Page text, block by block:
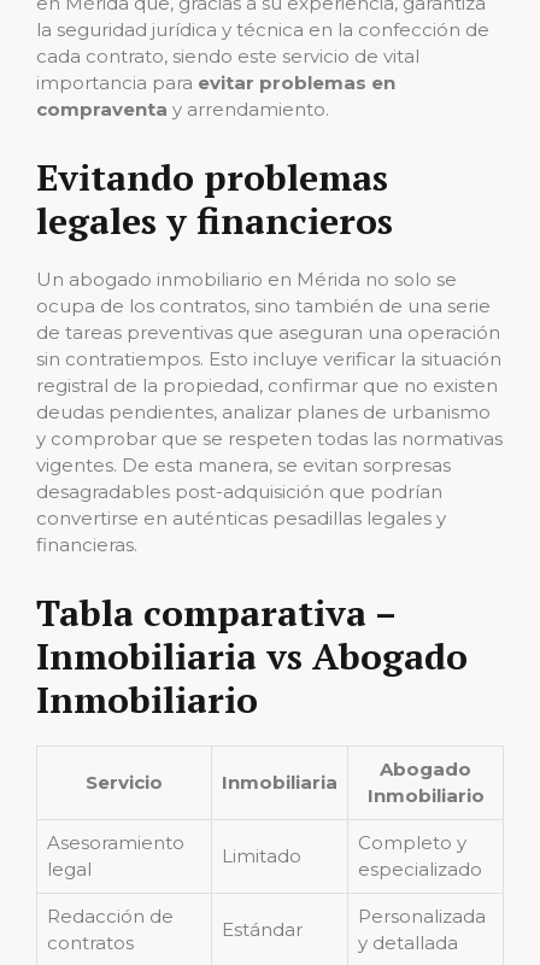
la seguridad jurídica y técnica en la confección de
cada contrato, siendo este servicio de vital
importancia para evitar problemas en
compraventa y arrendamiento.
Evitando problemas
legales y financieros
Un abogado inmobiliario en Mérida no solo se
ocupa de los contratos, sino también de una serie
de tareas preventivas que aseguran una operación
sin contratiempos. Esto incluye verificar la situación
registral de la propiedad, confirmar que no existen
deudas pendientes, analizar planes de urbanismo
y comprobar que se respeten todas las normativas
vigentes. De esta manera, se evitan sorpresas
desagradables post-adquisición que podrían
convertirse en auténticas pesadillas legales y
financieras.
Tabla comparativa –
Inmobiliaria vs Abogado
Inmobiliario
Servicio Inmobiliaria
Abogado
Inmobiliario
Asesoramiento
legal
Limitado
Completo y
especializado
Redacción de
contratos
Estándar
Personalizada
y detallada